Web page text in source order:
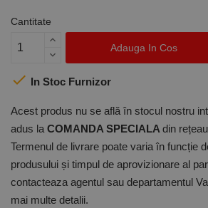
Cantitate
Adauga In Cos
 In Stoc Furnizor
Acest produs nu se află în stocul nostru
adus la COMANDA SPECIALA din
Termenul de livrare poate varia în funcție
produsului și timpul de aprovizionare al
contacteaza agentul sau departamentul
mai multe detalii.